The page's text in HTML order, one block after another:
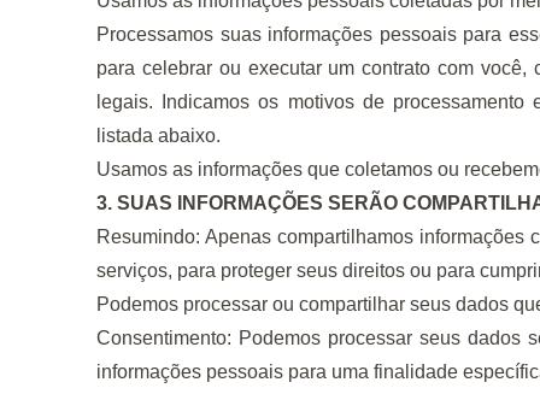
Processamos suas informações pessoais para
para celebrar ou executar um contrato com
legais. Indicamos os motivos de
listada abaixo.
Usamos as informações que coletamos ou
3. SUAS INFORMAÇÕES SERÃO
Resumindo: Apenas compartilhamos
serviços, para proteger seus direitos ou para
Podemos processar ou compartilhar seus dados
Consentimento: Podemos processar seus dados
informações pessoais para uma finalidade